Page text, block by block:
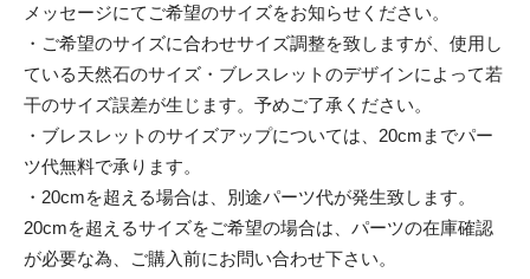
メッセージにてご希望のサイズをお知らせください。
・ご希望のサイズに合わせサイズ調整を致しますが、使用し
ている天然石のサイズ・ブレスレットのデザインによって若
干のサイズ誤差が生じます。予めご了承ください。
・ブレスレットのサイズアップについては、20cmまでパー
ツ代無料で承ります。
・20cmを超える場合は、別途パーツ代が発生致します。
20cmを超えるサイズをご希望の場合は、パーツの在庫確認
が必要な為、ご購入前にお問い合わせ下さい。